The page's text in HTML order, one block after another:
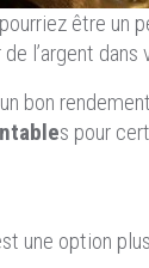
être un
l’argent
bon
s pour
une option